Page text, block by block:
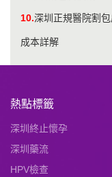
10.深圳正規醫院割
成本詳解
熱點標籤
深圳終止懷孕
深圳藥流
HPV檢查